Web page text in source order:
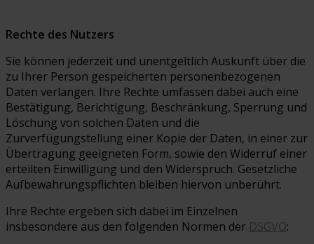
Rechte des Nutzers
Sie können jederzeit und unentgeltlich Auskunft über die
zu Ihrer Person gespeicherten personenbezogenen
Daten verlangen. Ihre Rechte umfassen dabei auch eine
Bestätigung, Berichtigung, Beschränkung, Sperrung und
Löschung von solchen Daten und die
Zurverfügungstellung einer Kopie der Daten, in einer zur
Übertragung geeigneten Form, sowie den Widerruf einer
erteilten Einwilligung und den Widerspruch. Gesetzliche
Aufbewahrungspflichten bleiben hiervon unberührt.
Ihre Rechte ergeben sich dabei im Einzelnen
insbesondere aus den folgenden Normen der DSGVO: